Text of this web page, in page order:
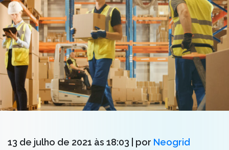
13 de julho de 2021 às 18:03 | por Neogrid